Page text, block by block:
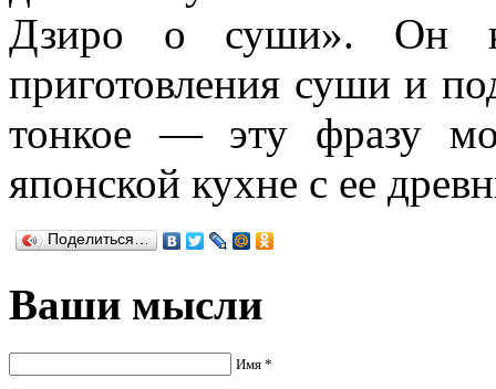
Дзиро о суши». Он
приготовления суши и
тонкое — эту фразу
японской кухне с ее
Поделиться…
Ваши мысли
Имя *